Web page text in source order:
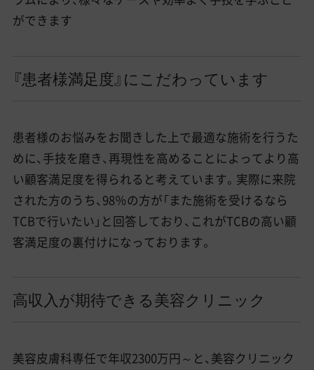
ができます
『患者様満足度』にこだわっています
患者様のお悩みをお聞きした上で最適な施術を行うた
めに、手技を磨き、再現性を高めることによってより高
い顧客満足度を得られると考えています。実際に来院
された方のうち、98％の方が「また施術を受けるなら
TCBで行いたい」と回答しており、これがTCBの高い顧
客満足度の裏付けになっております。
高収入が期待できる美容クリニック
美容皮膚科専任で年収2300万円～と、美容クリニック